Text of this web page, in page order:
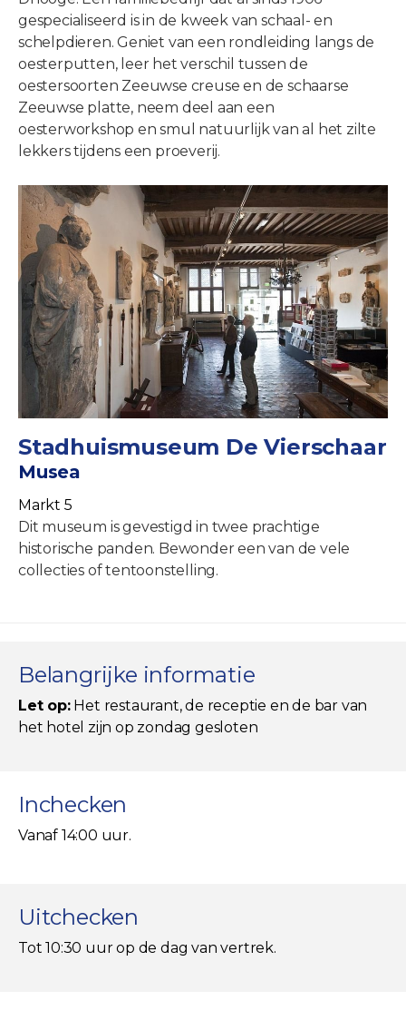
gespecialiseerd is in de kweek van schaal- en
schelpdieren. Geniet van een rondleiding langs de
oesterputten, leer het verschil tussen de
oestersoorten Zeeuwse creuse en de schaarse
Zeeuwse platte, neem deel aan een
oesterworkshop en smul natuurlijk van al het zilte
lekkers tijdens een proeverij.
Stadhuismuseum De Vierschaar
Musea
Markt 5
Dit museum is gevestigd in twee prachtige
historische panden. Bewonder een van de vele
collecties of tentoonstelling.
Belangrijke informatie
Let op:Het restaurant, de receptie en de bar van
het hotel zijn op zondag gesloten
Inchecken
Vanaf 14:00 uur.
Uitchecken
Tot 10:30 uur op de dag van vertrek.